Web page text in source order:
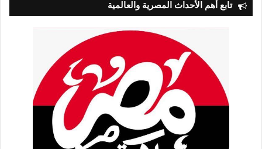
تابع أهم الأحداث المصرية والعالمية